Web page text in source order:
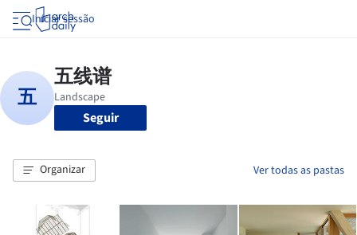
Iniciar sessão
Seguir
Organizar Ver todas as pastas